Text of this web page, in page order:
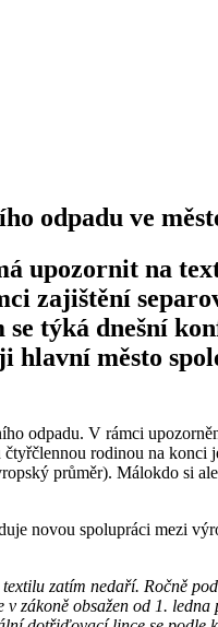
odpadu ve
upozornit na
zajištění
týká dnešní
město
odpadu. V rámci
rodinou na konci
průměr). Málokdo si
novou spolupráci mezi
zatím nedaří. Ročně
zákoně obsažen od 1. ledna